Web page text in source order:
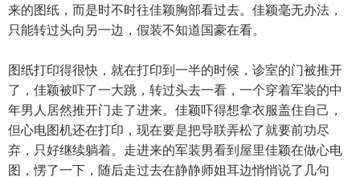
来的图纸，而是时不时往佳颖胸部看过去。佳颖毫无办法，
只能转过头向另一边，假装不知道国豪在看。
图纸打印得很快，就在打印到一半的时候，诊室的门被推开
了，佳颖被吓了一大跳，转过头去一看，一个穿着军装的中
年男人居然推开门走了进来。佳颖吓得想拿衣服盖住自己，
但心电图机还在打印，现在要是把导联弄松了就要前功尽
弃，只好继续躺着。走进来的军装男看到屋里佳颖在做心电
图，愣了一下，随后走过去在静静师姐耳边悄悄说了几句